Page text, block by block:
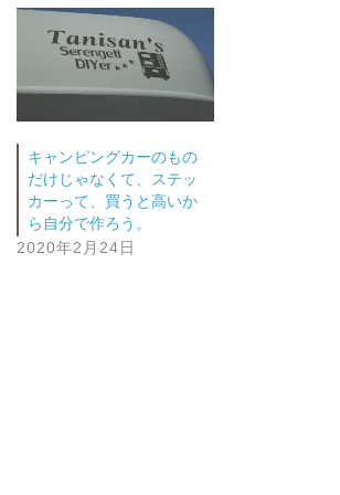
キャンピングカーのもの
だけじゃなくて、ステッ
カーって、買うと高いか
ら自分で作ろう。
2020年2月24日